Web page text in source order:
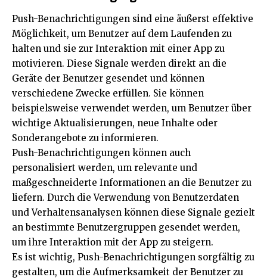
Push-Benachrichtigungen sind eine äußerst effektive
Möglichkeit, um Benutzer auf dem Laufenden zu
halten und sie zur Interaktion mit einer App zu
motivieren. Diese Signale werden direkt an die
Geräte der Benutzer gesendet und können
verschiedene Zwecke erfüllen. Sie können
beispielsweise verwendet werden, um Benutzer über
wichtige Aktualisierungen, neue Inhalte oder
Sonderangebote zu informieren.
Push-Benachrichtigungen können auch
personalisiert werden, um relevante und
maßgeschneiderte Informationen an die Benutzer zu
liefern. Durch die Verwendung von Benutzerdaten
und Verhaltensanalysen können diese Signale gezielt
an bestimmte Benutzergruppen gesendet werden,
um ihre Interaktion mit der App zu steigern.
Es ist wichtig, Push-Benachrichtigungen sorgfältig zu
gestalten, um die Aufmerksamkeit der Benutzer zu